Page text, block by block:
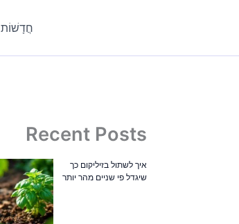
חֲדָשׁוֹת
Recent Posts
איך לשתול בזיליקום כך
שיגדל פי שניים מהר יותר